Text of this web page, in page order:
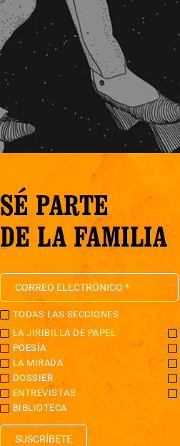
SÉ PARTE
DE LA FAMILIA
TODAS LAS SECCIONES
LA JIRIBILLA DE PAPEL
POESÍA
LA MIRADA
DOSSIER
ENTREVISTAS
BIBLIOTECA
SUSCRÍBETE